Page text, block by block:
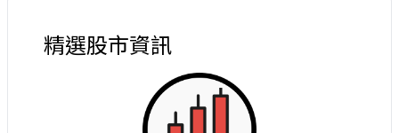
精選股市資訊